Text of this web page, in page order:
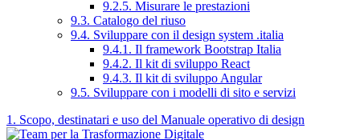
9.2.5. Misurare le prestazioni
9.3. Catalogo del riuso
9.4. Sviluppare con il design system .italia
9.4.1. Il framework Bootstrap Italia
9.4.2. Il kit di sviluppo React
9.4.3. Il kit di sviluppo Angular
9.5. Sviluppare con i modelli di sito e servizi
1. Scopo, destinatari e uso del Manuale operativo di design